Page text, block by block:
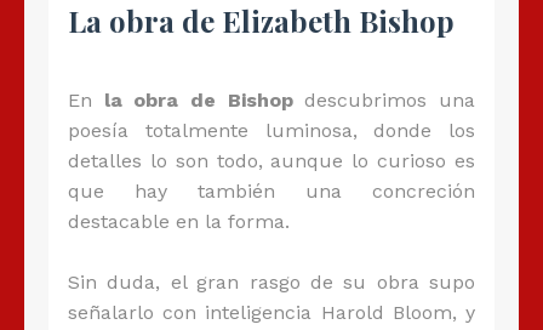
La obra de Elizabeth Bishop
En la obra de Bishopdescubrimos una
poesía totalmente luminosa, donde los
detalles lo son todo, aunque lo curioso es
que hay también una concreción
destacable en la forma.
Sin duda, el gran rasgo de su obra supo
señalarlo con inteligencia Harold Bloom, y